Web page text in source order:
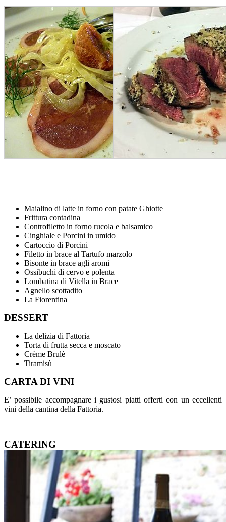
Maialino di latte in forno con patate Ghiotte
Frittura contadina
Controfiletto in forno rucola e balsamico
Cinghiale e Porcini in umido
Cartoccio di Porcini
Filetto in brace al Tartufo marzolo
Bisonte in brace agli aromi
Ossibuchi di cervo e polenta
Lombatina di Vitella in Brace
Agnello scottadito
La Fiorentina
DESSERT
La delizia di Fattoria
Torta di frutta secca e moscato
Crème Brulè
Tiramisù
CARTA DI VINI
E’ possibile accompagnare i gustosi piatti offerti con un eccellenti
vini della cantina della Fattoria.
CATERING